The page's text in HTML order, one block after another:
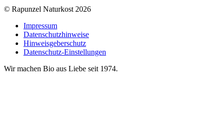
© Rapunzel Naturkost 2026
Impressum
Datenschutzhinweise
Hinweisgeberschutz
Datenschutz-Einstellungen
Wir machen Bio aus Liebe seit 1974.